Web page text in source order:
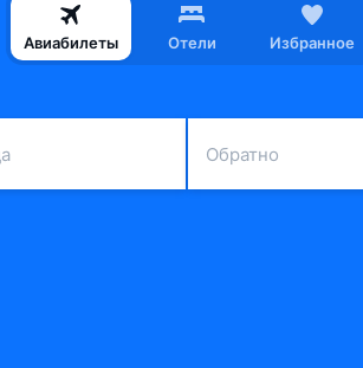
Авиабилеты Отели Избранное
Обратно